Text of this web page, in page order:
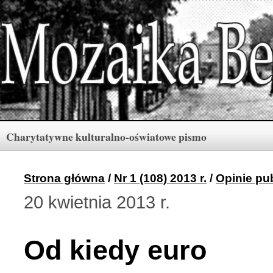
Charytatywne kulturalno-oświatowe pismo
Rubryki
Berdyczów w kronikach
Numery
1 (164) 2026 r. (10)
Menu
Polski informator
Strona główna / Nr 1 (108) 2013 r. / Opinie
20 kwietnia 2013 r.
Od kiedy euro